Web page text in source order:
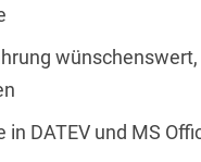
in DATEV und MS